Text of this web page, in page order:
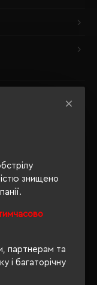
знищено
партнерам та
і багаторічну